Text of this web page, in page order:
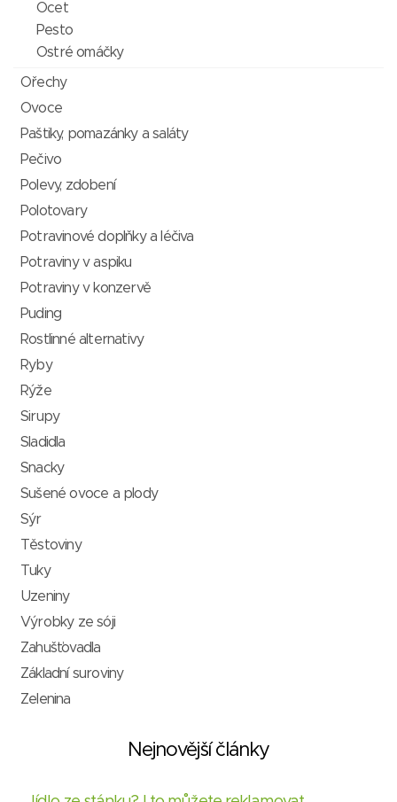
Ocet
Pesto
Ostré omáčky
Ořechy
Ovoce
Paštiky, pomazánky a saláty
Pečivo
Polevy, zdobení
Polotovary
Potravinové doplňky a léčiva
Potraviny v aspiku
Potraviny v konzervě
Puding
Rostlinné alternativy
Ryby
Rýže
Sirupy
Sladidla
Snacky
Sušené ovoce a plody
Sýr
Těstoviny
Tuky
Uzeniny
Výrobky ze sóji
Zahušťovadla
Základní suroviny
Zelenina
Nejnovější články